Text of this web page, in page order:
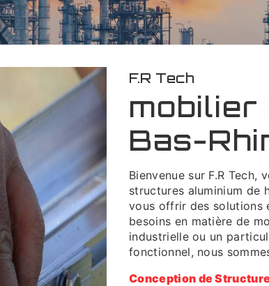
F.R Tech
Bas-
Bienvenue sur F.R
structures aluminium de
vous offrir des solutions
besoins en matière de
industrielle ou un
fonctionnel, nous
Conception de